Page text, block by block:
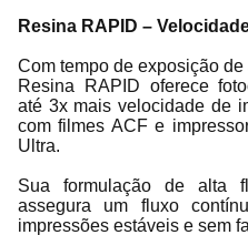
Resina RAPID –
Com tempo de exposição
Resina RAPID oferece
até 3x mais velocidade de
com filmes ACF e
Ultra.
Sua formulação de alta
assegura um fluxo
impressões estáveis e sem